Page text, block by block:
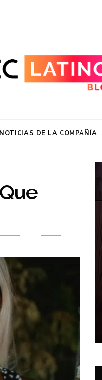
NOTICIAS DE LA COMPAÑÍA